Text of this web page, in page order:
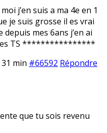
j’en suis a ma 4e en 1
je suis grosse il es vrai
mes 6ans j’en ai
les TS ****************
min #66592 Répondre
que tu sois revenu